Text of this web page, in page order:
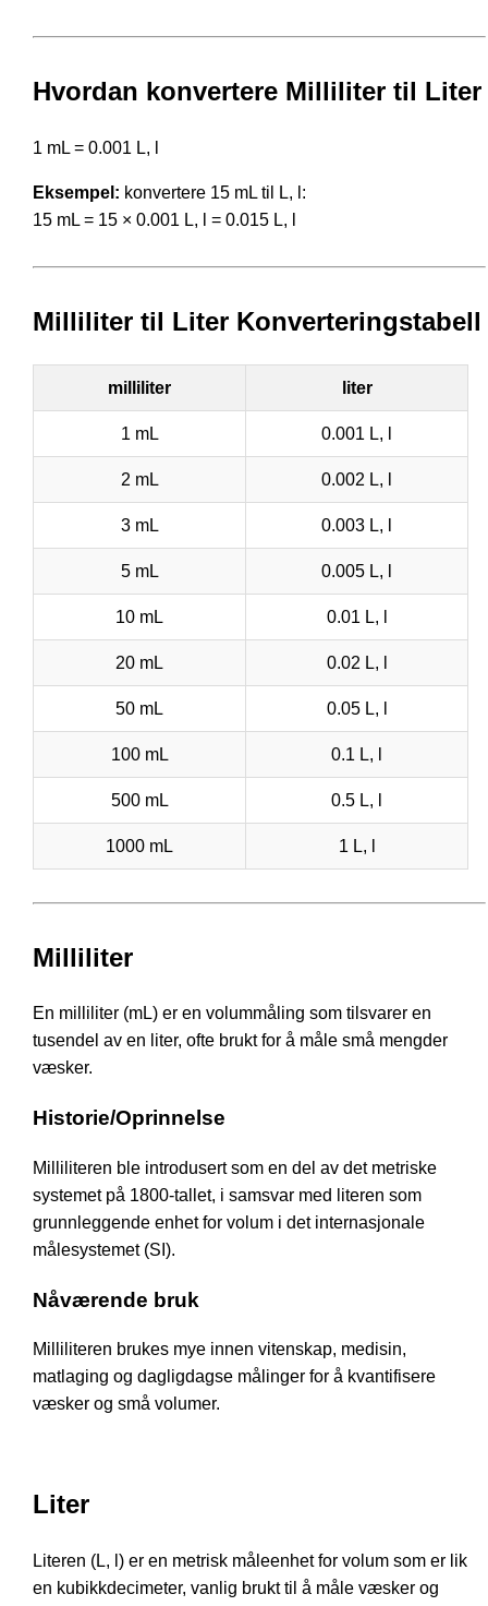
Hvordan konvertere Milliliter til Liter
1 mL = 0.001 L, l
Eksempel: konvertere 15 mL til L, l:
15 mL = 15 × 0.001 L, l = 0.015 L, l
Milliliter til Liter Konverteringstabell
milliliter liter
1 mL 0.001 L, l
2 mL 0.002 L, l
3 mL 0.003 L, l
5 mL 0.005 L, l
10 mL 0.01 L, l
20 mL 0.02 L, l
50 mL 0.05 L, l
100 mL 0.1 L, l
500 mL 0.5 L, l
1000 mL 1 L, l
Milliliter
En milliliter (mL) er en volummåling som tilsvarer en
tusendel av en liter, ofte brukt for å måle små mengder
væsker.
Historie/Oprinnelse
Milliliteren ble introdusert som en del av det metriske
systemet på 1800-tallet, i samsvar med literen som
grunnleggende enhet for volum i det internasjonale
målesystemet (SI).
Nåværende bruk
Milliliteren brukes mye innen vitenskap, medisin,
matlaging og dagligdagse målinger for å kvantifisere
væsker og små volumer.
Liter
Literen (L, l) er en metrisk måleenhet for volum som er lik
en kubikkdecimeter, vanlig brukt til å måle væsker og